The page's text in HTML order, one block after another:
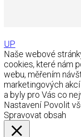
UP
Naše webové
cookies, které nám
webu, měřením
marketingových
a byly pro Vás co
Nastavení Povolit
Spravovat obsah